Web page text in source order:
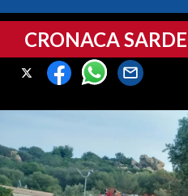
CRONACA SARDEGNA
CAGLIARI
MEDIO CAMPIDANO
ORISTANO E PROVINCIA
SASSARI E PROVINCIA
CRONACA